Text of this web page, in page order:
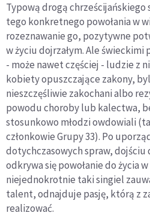
Typową drogą chrześcijańskiego
tego konkretnego powołania w
rozeznawanie go, pozytywne
w życiu dojrzałym. Ale
- może nawet częściej - ludzie z
kobiety opuszczające zakony,
nieszczęśliwie zakochani albo
powodu choroby lub kalectwa,
stosunkowo młodzi owdowiali
członkowie Grupy 33). Po
dotychczasowych spraw,
odkrywa się powołanie do życia
niejednokrotnie taki singiel
talent, odnajduje pasję, którą z
realizować.